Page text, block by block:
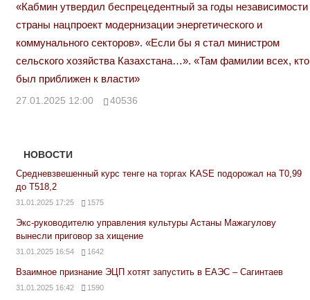
«Кабмин утвердил беспрецедентный за годы независимости
страны нацпроект модернизации энергетического и
коммунального секторов». «Если бы я стал министром
сельского хозяйства Казахстана…». «Там фамилии всех, кто
был приближен к власти»
27.01.2025 12:00 40536
НОВОСТИ
Средневзвешенный курс тенге на торгах KASE подорожал на Т0,99
до Т518,2
31.01.2025 17:25 1575
Экс-руководителю управления культуры Астаны Мажагулову
вынесли приговор за хищение
31.01.2025 16:54 1642
Взаимное признание ЭЦП хотят запустить в ЕАЭС – Сагинтаев
31.01.2025 16:42 1590